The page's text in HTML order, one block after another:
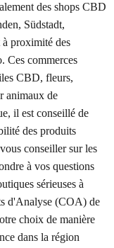
des shops CBD
Südstadt,
proximité des
Ces commerces
CBD, fleurs,
animaux de
il est conseillé de
des produits
conseiller sur les
à vos questions
sérieuses à
d'Analyse (COA) de
choix de manière
dans la région